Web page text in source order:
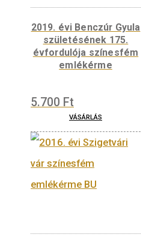
2017. évi Irinyi János
PP
3.800